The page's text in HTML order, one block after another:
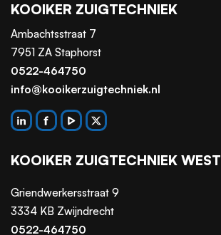
KOOIKER ZUIGTECHNIEK
Ambachtsstraat 7
7951 ZA Staphorst
0522-464750
info@kooikerzuigtechniek.nl
KOOIKER ZUIGTECHNIEK WEST
Griendwerkersstraat 9
3334 KB Zwijndrecht
0522-464750